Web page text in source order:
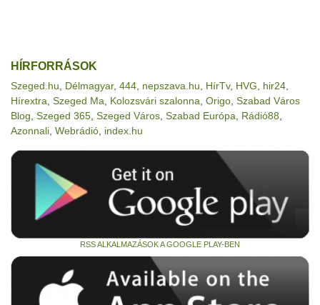
HÍRFORRÁSOK
Szeged.hu Délmagyar, 444 nepszava.hu HírTv, HVG hir24
Hírextra Szeged Ma Kolozsvári szalonna Origo Szabad Város
Blog Szeged 365 Szeged Város Szabad Európa Rádió88
Azonnali Webrádió index.hu
RSS ALKALMAZÁSOK A GOOGLE PLAY-BEN